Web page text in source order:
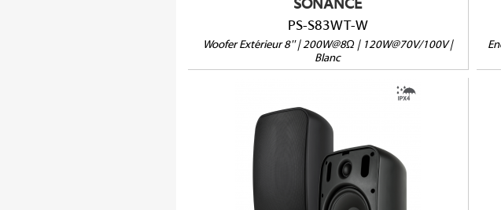
SONANCE
PS-S83WT-W
Woofer Extérieur 8'' | 200W@8Ω | 120W@70V/100V |
Blanc
PS-S63T-B